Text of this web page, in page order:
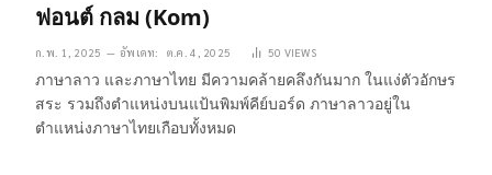
ฟอนต์ กลม (Kom)
ก.พ. 1, 2025 อัพเดท: ต.ค. 4, 2025 50 VIEWS
ภาษาลาว และภาษาไทย มีความคล้ายคลึงกันมาก ในแง่ตัวอักษร
สระ รวมถึงตำแหน่งบนแป้นพิมพ์คีย์บอร์ด ภาษาลาวอยู่ใน
ตำแหน่งภาษาไทยเกือบทั้งหมด